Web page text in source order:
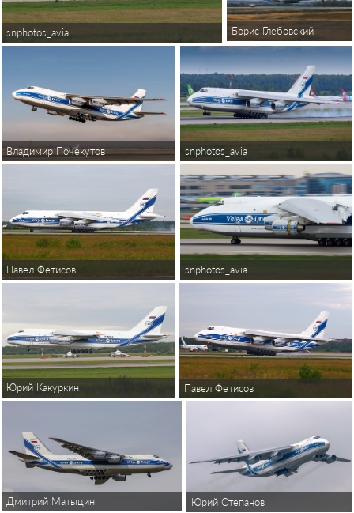
snphotos_avia Борис Глебовский
Владимир Почекутов snphotos_avia
Павел Фетисов snphotos_avia
Юрий Какуркин Павел Фетисов
Дмитрий Матыцин Юрий Степанов